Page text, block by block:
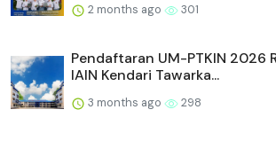
2 months ago 301
Pendaftaran UM-PTKIN 2026
IAIN Kendari Tawarka...
3 months ago 298